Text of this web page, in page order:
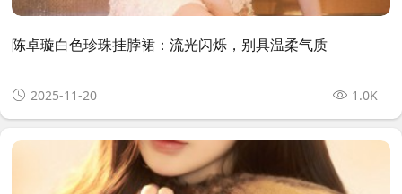
陈卓璇白色珍珠挂脖裙：流光闪烁，别具温柔气质
2025-11-20 1.0K